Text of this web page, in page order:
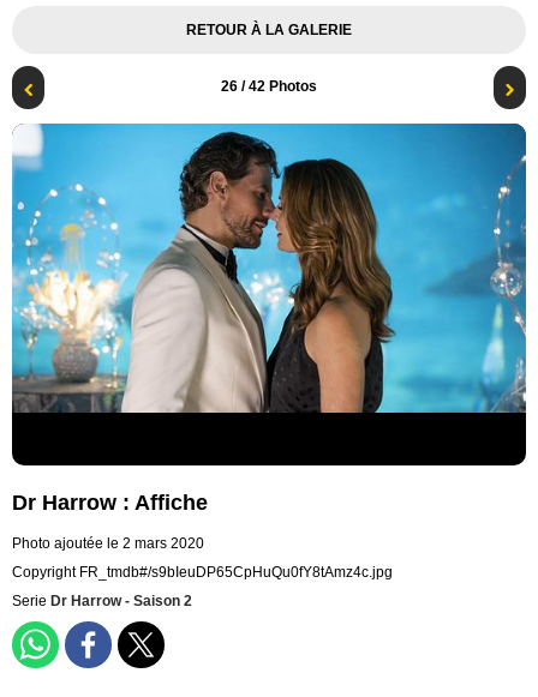
RETOUR À LA GALERIE
26 / 42 Photos
Dr Harrow : Affiche
Photo ajoutée le 2 mars 2020
Copyright FR_tmdb#/s9bIeuDP65CpHuQu0fY8tAmz4c.jpg
Serie Dr Harrow - Saison 2